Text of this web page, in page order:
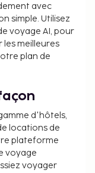
certificat
par l'autre
légal, le cas
ou ne sont pas
Les
Brésil avec
le consulat
obtenir plus
avec
simple. Utilisez
voyage AI, pour
meilleures
plan de
d'hôtels,
locations de
plateforme
voyage
voyager